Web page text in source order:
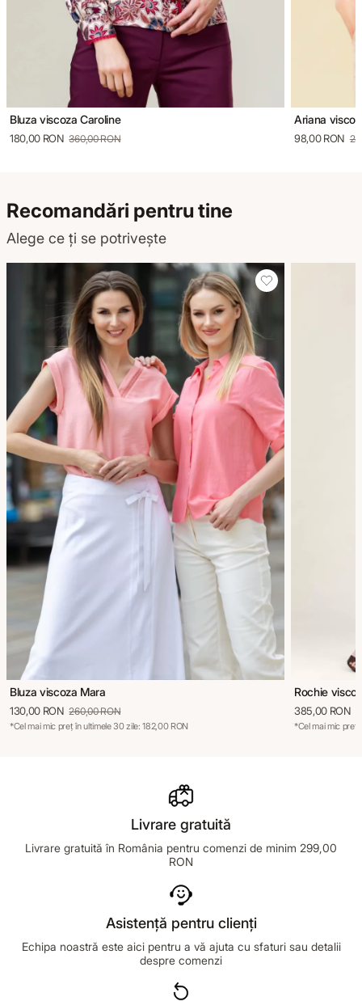
Bluza viscoza Caroline
180,00 RON 360,00 RON
Ariana
98,00 RON
Recomandări pentru tine
Alege ce ți se potrivește
Bluza viscoza Mara
130,00 RON 260,00 RON
*Cel mai mic preț în ultimele 30 zile: 182,00 RON
Rochie
385,00 RON
*Cel mai mic preț
Livrare gratuită
Livrare gratuită în România pentru comenzi de minim 299,00
RON
Asistență pentru clienți
Echipa noastră este aici pentru a vă ajuta cu sfaturi sau detalii
despre comenzi